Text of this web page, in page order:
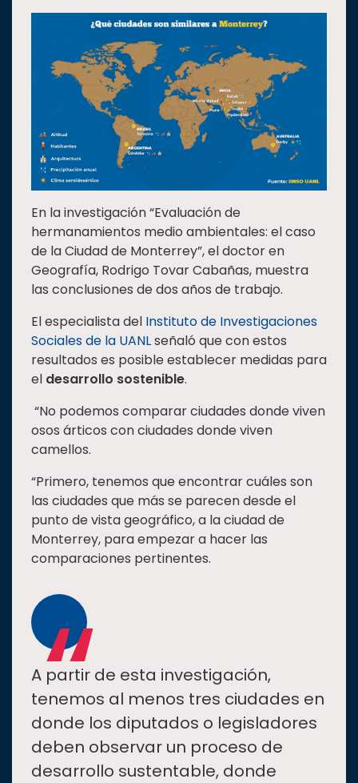
En la investigación “Evaluación de
hermanamientos medio ambientales: el caso
de la Ciudad de Monterrey”, el doctor en
Geografía, Rodrigo Tovar Cabañas, muestra
las conclusiones de dos años de trabajo.
El especialista del Instituto de Investigaciones
Sociales de la UANLseñaló que con estos
resultados es posible establecer medidas para
el desarrollo sostenible.
“No podemos comparar ciudades donde viven
osos árticos con ciudades donde viven
camellos.
“Primero, tenemos que encontrar cuáles son
las ciudades que más se parecen desde el
punto de vista geográfico, a la ciudad de
Monterrey, para empezar a hacer las
comparaciones pertinentes.
“
A partir de esta investigación,
tenemos al menos tres ciudades en
donde los diputados o legisladores
deben observar un proceso de
desarrollo sustentable, donde